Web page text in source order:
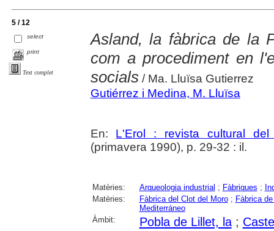
5 / 12
select
print
Text complet
Asland, la fàbrica de la
com a procediment en
socials/ Ma. Lluïsa Gutierrez
Gutiérrez i Medina, M. Lluïsa
En: L'Erol : revista cultural del
(primavera 1990), p. 29-32 : il.
Matèries: Arqueologia industrial ; Fàbriques ;
Matèries:
Fàbrica del Clot del Moro; Fàbrica
Mediterráneo
Àmbit:
Pobla de Lillet, la;